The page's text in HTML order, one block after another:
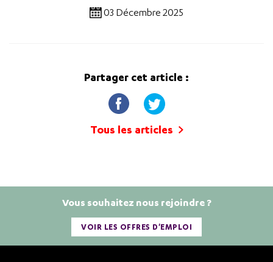
03 Décembre 2025
Partager cet article :
Tous les articles
Vous souhaitez nous rejoindre ?
VOIR LES OFFRES D'EMPLOI